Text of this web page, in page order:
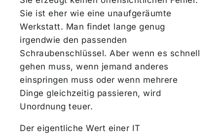
Sie ist eher wie eine unaufgeräumte
Werkstatt. Man findet lange genug
irgendwie den passenden
Schraubenschlüssel. Aber wenn es schnell
gehen muss, wenn jemand anderes
einspringen muss oder wenn mehrere
Dinge gleichzeitig passieren, wird
Unordnung teuer.
Der eigentliche Wert einer IT